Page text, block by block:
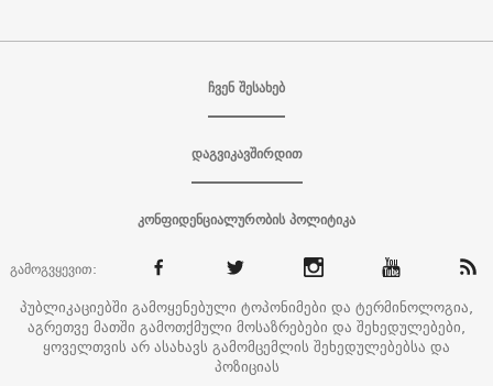
ჩვენ შესახებ
დაგვიკავშირდით
კონფიდენციალურობის პოლიტიკა
გამოგვყევით:
პუბლიკაციებში გამოყენებული ტოპონიმები და ტერმინოლოგია,
აგრეთვე მათში გამოთქმული მოსაზრებები და შეხედულებები,
ყოველთვის არ ასახავს გამომცემლის შეხედულებებსა და
პოზიციას